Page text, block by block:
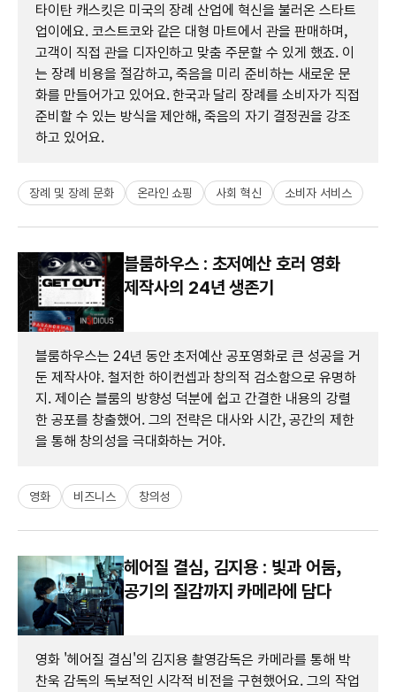
타이탄 캐스킷은 미국의 장례 산업에 혁신을 불러온 스타트
업이에요. 코스트코와 같은 대형 마트에서 관을 판매하며,
고객이 직접 관을 디자인하고 맞춤 주문할 수 있게 했죠. 이
는 장례 비용을 절감하고, 죽음을 미리 준비하는 새로운 문
화를 만들어가고 있어요. 한국과 달리 장례를 소비자가 직접
준비할 수 있는 방식을 제안해, 죽음의 자기 결정권을 강조
하고 있어요.
장례 및 장례 문화 온라인 쇼핑 사회 혁신 소비자 서비스
블룸하우스 : 초저예산 호러 영화
제작사의 24년 생존기
블룸하우스는 24년 동안 초저예산 공포영화로 큰 성공을 거
둔 제작사야. 철저한 하이컨셉과 창의적 검소함으로 유명하
지. 제이슨 블룸의 방향성 덕분에 쉽고 간결한 내용의 강렬
한 공포를 창출했어. 그의 전략은 대사와 시간, 공간의 제한
을 통해 창의성을 극대화하는 거야.
영화 비즈니스 창의성
헤어질 결심, 김지용 : 빛과 어둠,
공기의 질감까지 카메라에 담다
영화 '헤어질 결심'의 김지용 촬영감독은 카메라를 통해 박
찬욱 감독의 독보적인 시각적 비전을 구현했어요. 그의 작업